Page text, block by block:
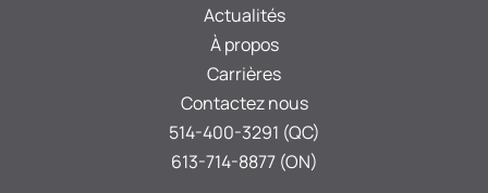
Actualités
À propos
Carrières
Contactez nous
514-400-3291 (QC)
613-714-8877 (ON)